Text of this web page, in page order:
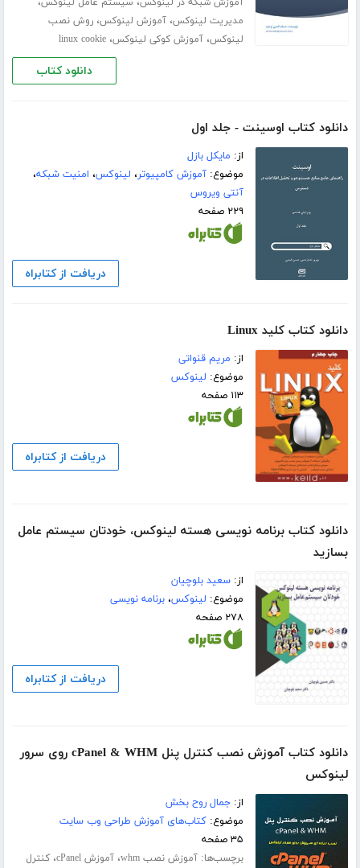
آموزش شبکه در لینوکس سیستم عامل لینوکس
مدیریت لینوکس،آموزش لینوکس،روش نصب
لینوکس،آموزش کوکی لینوکس،linux cookie
دانلود کتاب
دانلود کتاب اوسینت - جلد اول
از: مایکل بازل
موضوع:آموزش کامپیوتر، لینوکس، امنیت شبکه،
آنتی ویروس
۲۲۹ صفحه
دریافت از کتابراه
دانلود کتاب کلید Linux
از: مریم قنواتی
موضوع: لینوکس
۱۱۳ صفحه
دریافت از کتابراه
دانلود کتاب برنامه نویسی هسته لینوکس، خودتان سیستم عامل
بسازید
از:سعید بلوچیان
موضوع: لینوکس،برنامه نویسی
۲۷۸ صفحه
دریافت از کتابراه
دانلود کتاب آموزش نصب کنترل پنل cPanel & WHM روی سرور
لینوکس
از:جمال روح بخش
موضوع:کتاب‌های آموزش طراحی وب سایت
۳۵ صفحه
برچسب‌ها:آموزش نصب whm ،آموزش cPanel ،کنترل